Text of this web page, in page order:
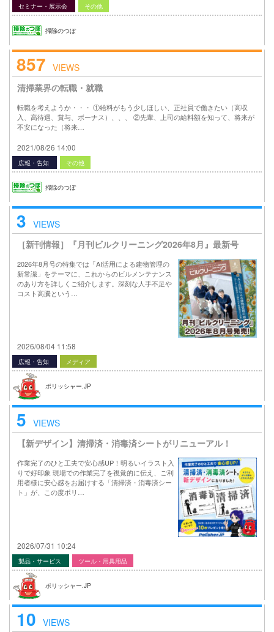
セミナー・展示会 その他
掃除のつぼ
857 VIEWS
清掃業界の転職・就職
転職を考えようか・・・ ①給料がもう少しほしい、正社員で働きたい（高収
入、高待遇、賞与、ボーナス）、、、 ②先輩、上司の給料額を知って、将来が
不安になった（将来…
2021/08/26 14:00
広報・告知 その他
掃除のつぼ
3 VIEWS
［新刊情報］『月刊ビルクリーニング2026年8月』最新号
2026年8月号の特集では「AI活用による建物管理の
新常識」をテーマに、これからのビルメンテナンス
のあり方を詳しくご紹介します。深刻な人手不足や
コスト高騰という…
2026/08/04 11:58
広報・告知 メディア
ポリッシャー.JP
5 VIEWS
【新デザイン】清掃済・消毒済シートがリニューアル！
作業完了のひと工夫で安心感UP！明るいイラスト入
りで好印象 現場での作業完了を視覚的に伝え、ご利
用者様に安心感をお届けする「清掃済・消毒済シー
ト」が、この度ポリ…
2026/07/31 10:24
製品・サービス ツール・用具用品
ポリッシャー.JP
10 VIEWS